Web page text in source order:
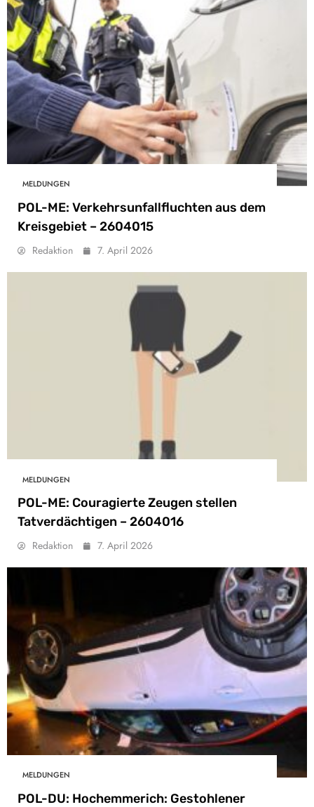
MELDUNGEN
POL-ME: Verkehrsunfallfluchten aus dem
Kreisgebiet – 2604015
Redaktion 7. April 2026
MELDUNGEN
POL-ME: Couragierte Zeugen stellen
Tatverdächtigen – 2604016
Redaktion 7. April 2026
MELDUNGEN
POL-DU: Hochemmerich: Gestohlener